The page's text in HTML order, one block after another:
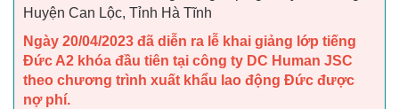
Huyện Can Lộc, Tỉnh Hà Tĩnh
Ngày 20/04/2023 đã diễn ra lễ khai giảng lớp tiếng
Đức A2 khóa đầu tiên tại công ty DC Human JSC
theo chương trình xuất khẩu lao động Đức được
nợ phí.